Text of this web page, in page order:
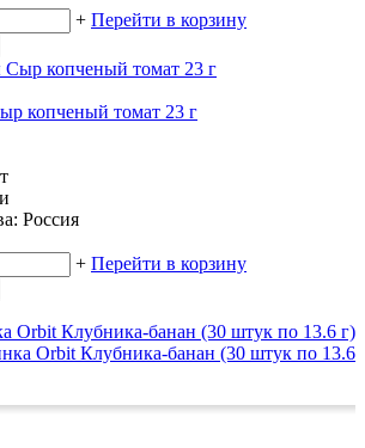
+ Перейти в корзину
копченый томат 23 г
Россия
+ Перейти в корзину
Orbit Клубника-банан (30 штук по 13.6 г)